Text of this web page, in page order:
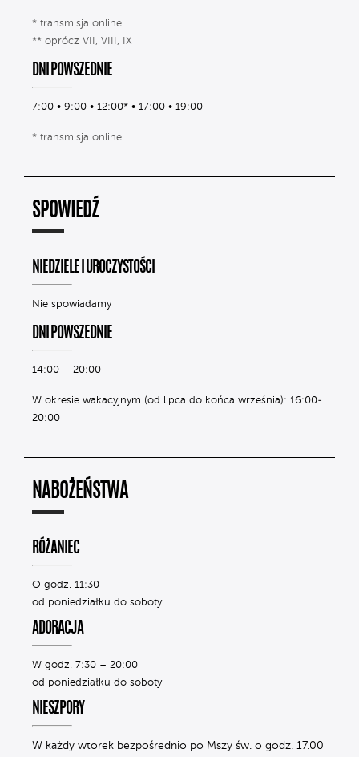
* transmisja online
** oprócz VII, VIII, IX
DNI POWSZEDNIE
7:00 • 9:00 • 12:00* • 17:00 • 19:00
* transmisja online
SPOWIEDŹ
NIEDZIELE I UROCZYSTOŚCI
Nie spowiadamy
DNI POWSZEDNIE
14:00 – 20:00
W okresie wakacyjnym (od lipca do końca września): 16:00-
20:00
NABOŻEŃSTWA
RÓŻANIEC
O godz. 11:30
od poniedziałku do soboty
ADORACJA
W godz. 7:30 – 20:00
od poniedziałku do soboty
NIESZPORY
W każdy wtorek bezpośrednio po Mszy św. o godz. 17.00